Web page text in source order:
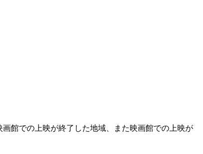
館での上映が終了した地域、また映画館での上映が